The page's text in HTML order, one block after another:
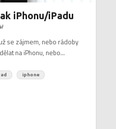
iPhonu/iPadu
se zájmem, nebo rádoby
na iPhonu, nebo...
iphone